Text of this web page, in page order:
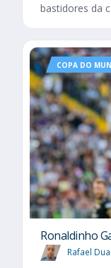
bastidores da
COPA DO
Ronaldinho
Rafael